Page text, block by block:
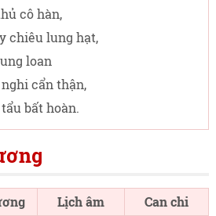
cô hàn,
chiêu lung hạt,
loan
cẩn thận,
bất hoàn.
Lịch âm Can chi